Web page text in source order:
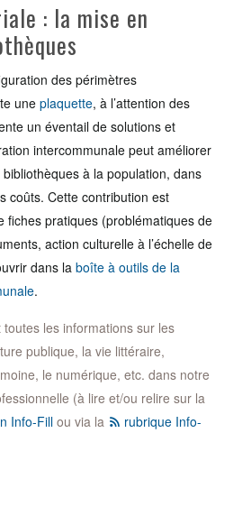
: la mise en
des périmètres
une plaquette, à l’attention des
un éventail de solutions et
intercommunale peut améliorer
à la population, dans
coûts. Cette contribution est
fiches pratiques (problématiques de
action culturelle à l’échelle de
dans la boîte à outils de la
.
les informations sur les
publique, la vie littéraire,
le numérique, etc. dans notre
(à lire et/ou relire sur la
Info-Fill ou via la
rubrique Info-